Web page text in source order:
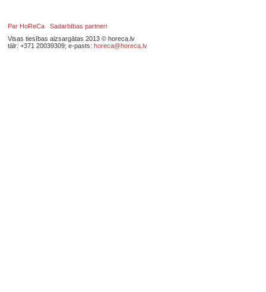
Par HoReCa
Sadarbības partneri
Visas tiesības aizsargātas 2013 © horeca.lv
tālr: +371 20039309; e-pasts: horeca@horeca.lv